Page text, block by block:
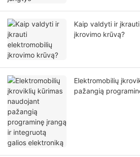
Kaip valdyti ir
įkrovimo krūvą?
Elektromobilių
pažangią